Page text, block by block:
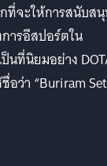
ที่จะให้การสนับส
ารอีสปอร์ตใน
นที่นิยมอย่าง
ว่า “Buriram